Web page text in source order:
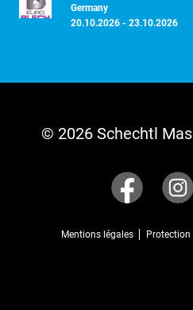
Germany
20.10.2026 - 23.10.2026
© 2026 Schechtl
Mentions légales Protection